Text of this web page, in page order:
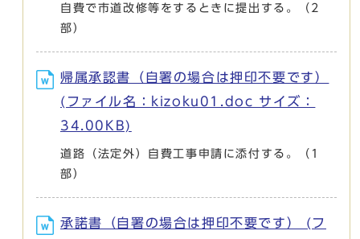
自費で市道改修等をするときに提出する。（2
部）
帰属承認書（自署の場合は押印不要です）
(ファイル名：kizoku01.doc サイズ：
34.00KB)
道路（法定外）自費工事申請に添付する。（1
部）
承諾書（自署の場合は押印不要です） (フ